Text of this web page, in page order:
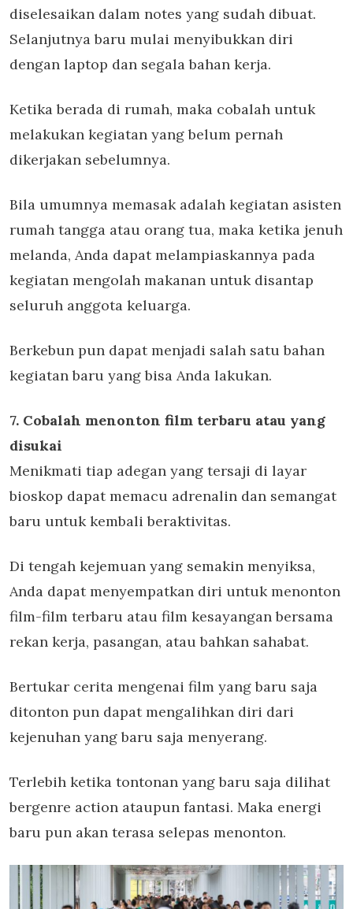
diselesaikan dalam notes yang sudah dibuat.
Selanjutnya baru mulai menyibukkan diri
dengan laptop dan segala bahan kerja.
Ketika berada di rumah, maka cobalah untuk
melakukan kegiatan yang belum pernah
dikerjakan sebelumnya.
Bila umumnya memasak adalah kegiatan asisten
rumah tangga atau orang tua, maka ketika jenuh
melanda, Anda dapat melampiaskannya pada
kegiatan mengolah makanan untuk disantap
seluruh anggota keluarga.
Berkebun pun dapat menjadi salah satu bahan
kegiatan baru yang bisa Anda lakukan.
7. Cobalah menonton film terbaru atau yang
disukai
Menikmati tiap adegan yang tersaji di layar
bioskop dapat memacu adrenalin dan semangat
baru untuk kembali beraktivitas.
Di tengah kejemuan yang semakin menyiksa,
Anda dapat menyempatkan diri untuk menonton
film-film terbaru atau film kesayangan bersama
rekan kerja, pasangan, atau bahkan sahabat.
Bertukar cerita mengenai film yang baru saja
ditonton pun dapat mengalihkan diri dari
kejenuhan yang baru saja menyerang.
Terlebih ketika tontonan yang baru saja dilihat
bergenre action ataupun fantasi. Maka energi
baru pun akan terasa selepas menonton.